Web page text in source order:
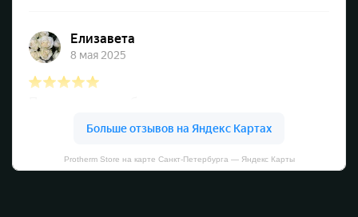
Protherm Store на карте Санкт‑Петербурга — Яндекс Карты